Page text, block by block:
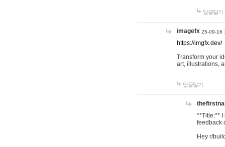
답글달기
imagefx 25-09-16
https://imgfx.dev/
Transform your
art, illustrations,
답글달기
**Title:** I
feedback
Hey r/